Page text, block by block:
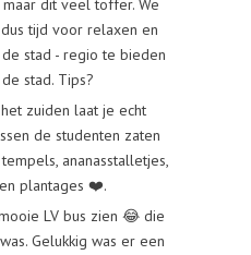
dit veel toffer. We
tijd voor relaxen en
stad - regio te bieden
stad. Tips?
zuiden laat je echt
de studenten zaten
ananasstalletjes,
plantages ❤️.
LV bus zien 😂 die
Gelukkig was er een